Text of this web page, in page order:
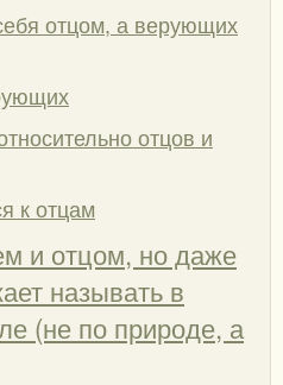
отцом, а верующих
отцов и
к отцам
и отцом, но даже
называть в
(не по природе, а